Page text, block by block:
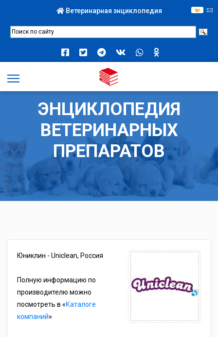
Ветеринарная энциклопедия
ЭНЦИКЛОПЕДИЯ
ВЕТЕРИНАРНЫХ
ПРЕПАРАТОВ
Юниклин - Uniclean, Россия
Полную информацию по
производителю можно
посмотреть в «Каталоге
компаний»